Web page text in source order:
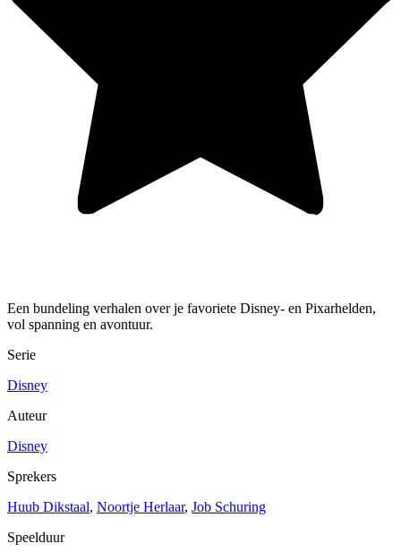
Een bundeling verhalen over je favoriete Disney- en Pixarhelden,
vol spanning en avontuur.
Serie
Disney
Auteur
Disney
Sprekers
Huub Dikstaal, Noortje Herlaar, Job Schuring
Speelduur